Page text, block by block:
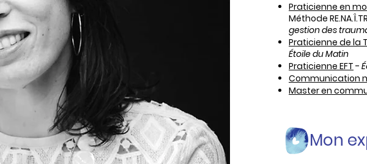
Praticienne en
Méthode
gestion des
Praticienne de la
Étoile du Matin
Praticienne EFT -
Communication
Master en
Mon